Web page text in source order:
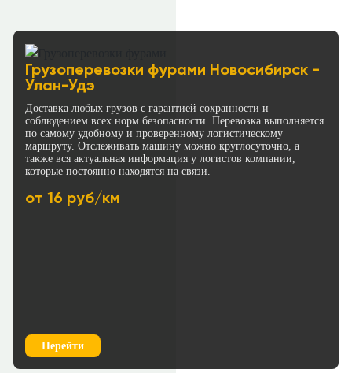
Грузоперевозки фурами Новосибирск -
Улан-Удэ
Доставка любых грузов с гарантией сохранности и
соблюдением всех норм безопасности. Перевозка выполняется
по самому удобному и проверенному логистическому
маршруту. Отслеживать машину можно круглосуточно, а
также вся актуальная информация у логистов компании,
которые постоянно находятся на связи.
от 16 руб/км
Перейти